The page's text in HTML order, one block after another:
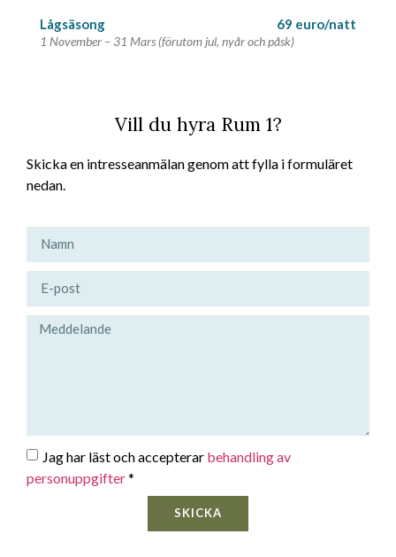
Lågsäsong 69 euro/natt
1 November – 31 Mars (förutom jul, nyår och påsk)
Vill du hyra Rum 1?
Skicka en intresseanmälan genom att fylla i formuläret
nedan.
Jag har läst och accepterar behandling av
personuppgifter*
SKICKA